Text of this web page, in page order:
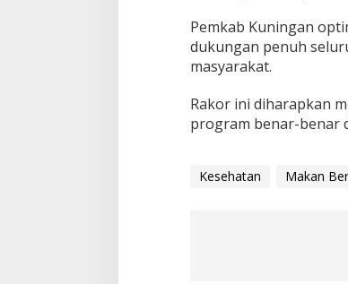
Pemkab Kuningan
dukungan penuh
masyarakat.
Rakor ini diharapkan
program benar-benar
Kesehatan Makan